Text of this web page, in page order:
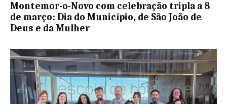
Montemor-o-Novo com celebração tripla a 8
de março: Dia do Município, de São João de
Deus e da Mulher